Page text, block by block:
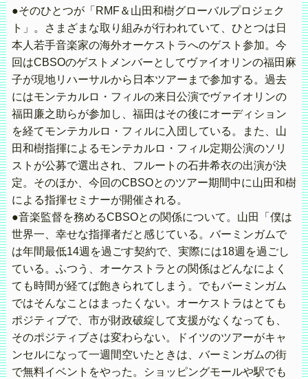
●そのひとつが「RMF＆山田和樹グローバルプロジェク
ト」。さまざまな取り組みが行われていて、ひとつは日
本人若手音楽家の海外オーケストラへのゲスト参加。今
回はCBSOのゲストメンバーとしてヴァイオリンの福田麻
子が現地リハーサルから日本ツアーまで参加する。過去
にはモンテカルロ・フィルの来日公演でヴァイオリンの
福田廉之助らが参加し、福田はその後にオーディション
を経てモンテカルロ・フィルに入団している。また、山
田和樹指揮によるモンテカルロ・フィル定期公演のソリ
ストが公募で選出され、フルートの石井希衣の出演が決
定。そのほか、今回のCBSOとのツアー期間中に山田和樹
による指揮セミナーが開催される。
●音楽監督を務めるCBSOとの関係について。山田「僕は
世界一、幸せな指揮者だと感じている。バーミンガムで
は年間最低14週を過ごす契約で、実際には18週を過ごし
ている。ふつう、オーケストラとの関係はどんなによく
ても時間が経てば飽きられてしまう。でもバーミンガム
ではそんなことはまったくない。オーケストラはとても
ポジティブで、市が財政破綻して支援がなくなっても、
そのポジティブさは変わらない。ドイツのツアーがキャ
ンセルになって一週間空いたときは、バーミンガムの街
で無料イベントをやった。ショッピングモールや駅でも